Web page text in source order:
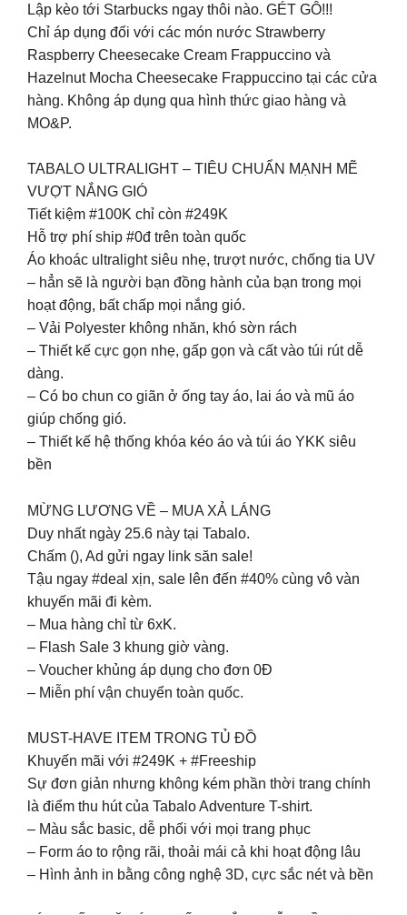
Lập kèo tới Starbucks ngay thôi nào. GÉT GÔ!!!
Chỉ áp dụng đối với các món nước Strawberry
Raspberry Cheesecake Cream Frappuccino và
Hazelnut Mocha Cheesecake Frappuccino tại các cửa
hàng. Không áp dụng qua hình thức giao hàng và
MO&P.
TABALO ULTRALIGHT – TIÊU CHUẨN MẠNH MẼ
VƯỢT NẮNG GIÓ
Tiết kiệm #100K chỉ còn #249K
Hỗ trợ phí ship #0đ trên toàn quốc
Áo khoác ultralight siêu nhẹ, trượt nước, chống tia UV
– hẳn sẽ là người bạn đồng hành của bạn trong mọi
hoạt động, bất chấp mọi nắng gió.
– Vải Polyester không nhăn, khó sờn rách
– Thiết kế cực gọn nhẹ, gấp gọn và cất vào túi rút dễ
dàng.
– Có bo chun co giãn ở ống tay áo, lai áo và mũ áo
giúp chống gió.
– Thiết kế hệ thống khóa kéo áo và túi áo YKK siêu
bền
MỪNG LƯƠNG VỀ – MUA XẢ LÁNG
Duy nhất ngày 25.6 này tại Tabalo.
Chấm (), Ad gửi ngay link săn sale!
Tậu ngay #deal xịn, sale lên đến #40% cùng vô vàn
khuyến mãi đi kèm.
– Mua hàng chỉ từ 6xK.
– Flash Sale 3 khung giờ vàng.
– Voucher khủng áp dụng cho đơn 0Đ
– Miễn phí vận chuyển toàn quốc.
MUST-HAVE ITEM TRONG TỦ ĐỒ
Khuyến mãi với #249K + #Freeship
Sự đơn giản nhưng không kém phần thời trang chính
là điểm thu hút của Tabalo Adventure T-shirt.
– Màu sắc basic, dễ phối với mọi trang phục
– Form áo to rộng rãi, thoải mái cả khi hoạt động lâu
– Hình ảnh in bằng công nghệ 3D, cực sắc nét và bền